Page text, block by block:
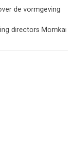
de vormgeving
directors Momkai